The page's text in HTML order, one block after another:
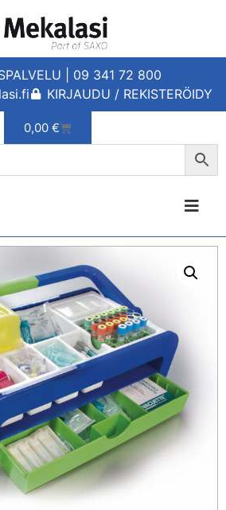
| 09 341 72 800
KIRJAUDU / REKISTERÖIDY
0,00 €